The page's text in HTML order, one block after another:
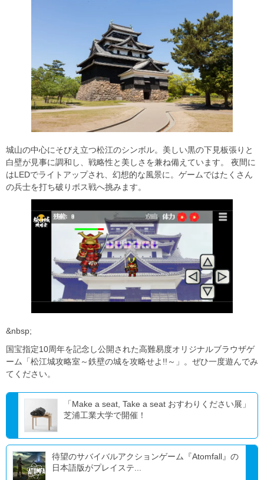
城山の中心にそびえ立つ松江のシンボル。美しい黒の下見板張りと
白壁が見事に調和し、戦略性と美しさを兼ね備えています。 夜間に
はLEDでライトアップされ、幻想的な風景に。ゲームではたくさん
の兵士を打ち破りボス戦へ挑みます。
&nbsp;
国宝指定10周年を記念し公開された高難易度オリジナルブラウザゲ
ーム「松江城攻略室～鉄壁の城を攻略せよ!!～」。ぜひ一度遊んでみ
てください。
「Make a seat, Take a seat おすわりください展」
芝浦工業大学で開催！
待望のサバイバルアクションゲーム『Atomfall』の
日本語版がプレイステ...